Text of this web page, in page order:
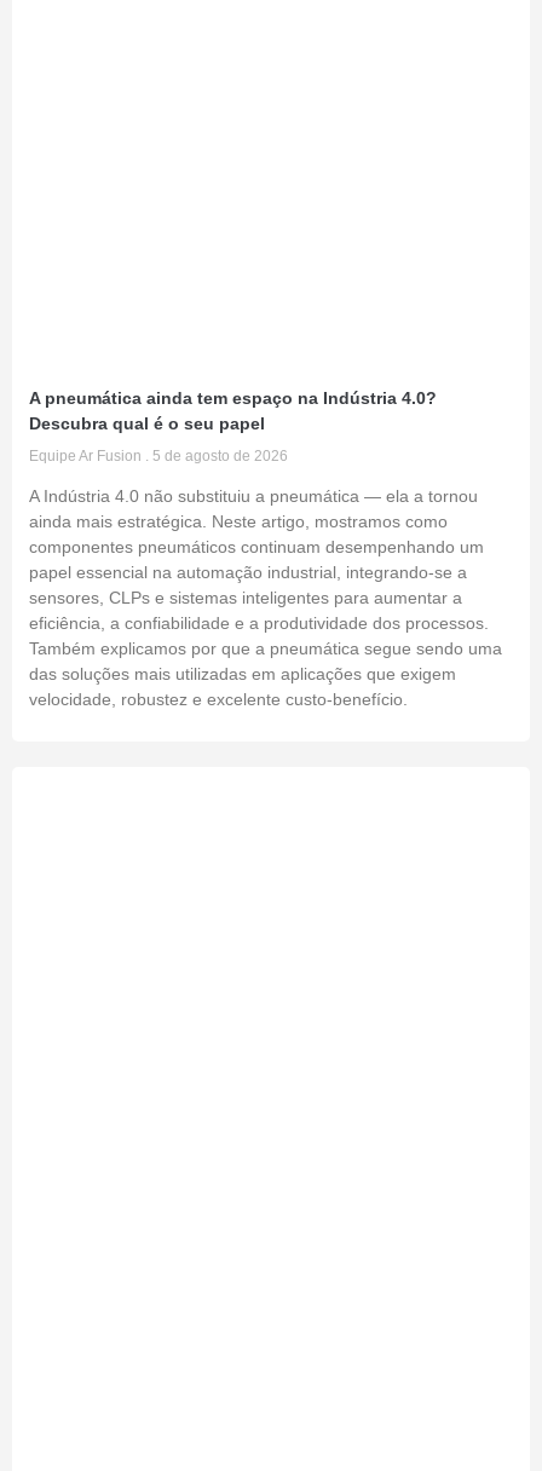
A pneumática ainda tem espaço na Indústria 4.0?
Descubra qual é o seu papel
Equipe Ar Fusion 5 de agosto de 2026
A Indústria 4.0 não substituiu a pneumática — ela a tornou
ainda mais estratégica. Neste artigo, mostramos como
componentes pneumáticos continuam desempenhando um
papel essencial na automação industrial, integrando-se a
sensores, CLPs e sistemas inteligentes para aumentar a
eficiência, a confiabilidade e a produtividade dos processos.
Também explicamos por que a pneumática segue sendo uma
das soluções mais utilizadas em aplicações que exigem
velocidade, robustez e excelente custo-benefício.